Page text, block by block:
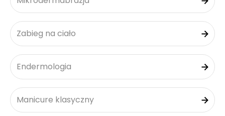
Zabieg na ciało
Endermologia
Manicure klasyczny